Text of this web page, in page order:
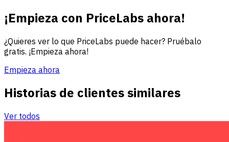
¡Empieza con PriceLabs ahora!
¿Quieres ver lo que PriceLabs puede hacer? Pruébalo
gratis. ¡Empieza ahora!
Empieza ahora
Historias de clientes similares
Ver todos